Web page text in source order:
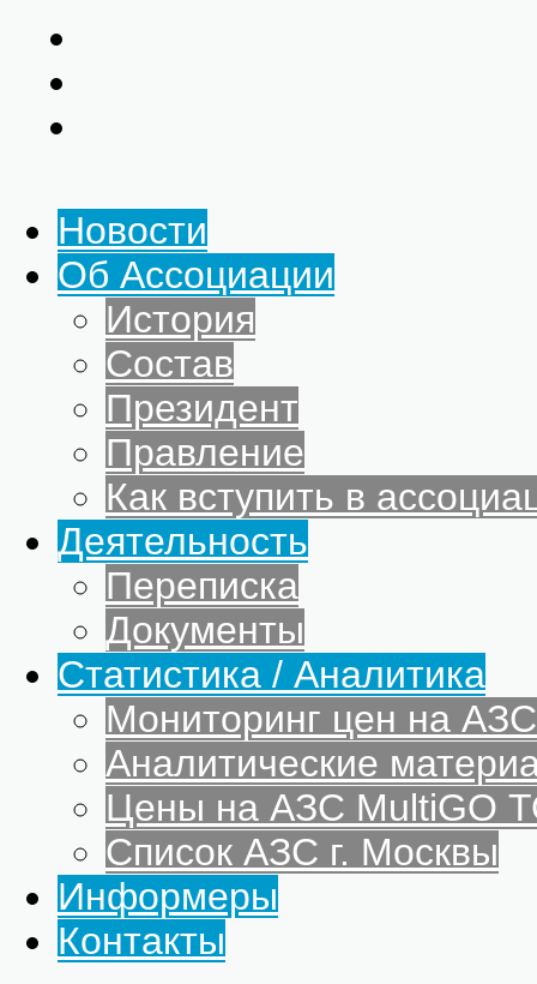
Новости
Об Ассоциации
История
Состав
Президент
Правление
Как вступить в
Деятельность
Переписка
Документы
Статистика / Аналитика
Мониторинг цен на
Аналитические
Цены на АЗС MultiGO
Список АЗС г. Москвы
Информеры
Контакты